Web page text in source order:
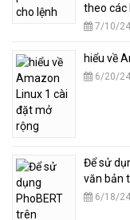
theo các
7/10/
hiểu về
6/20/
​Để sử
văn bản
6/18/